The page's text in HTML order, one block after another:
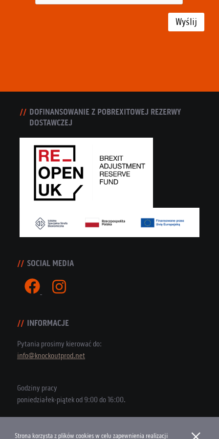
Wyślij
DOFINANSOWANIE Z POBREXITOWEJ REZERWY
DOSTAWCZEJ
SOCIAL MEDIA
INFORMACJE
Pytania prosimy kierować do:
info@knockoutprod.net
Godziny pracy
poniedziałek-piątek od 9:00 do 16:00.
Strona korzysta z plików cookies w celu zapewnienia realizacji